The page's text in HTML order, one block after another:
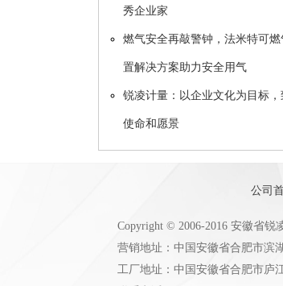
秀企业家
燃气安全再敲警钟，法米特可
置解决方案助力安全用气
锐凌计量：以企业文化为目标
使命和愿景
公司
Copyright © 2006-2016 安徽省锐
营销地址：中国安徽省合肥市滨
工厂地址：中国安徽省合肥市庐